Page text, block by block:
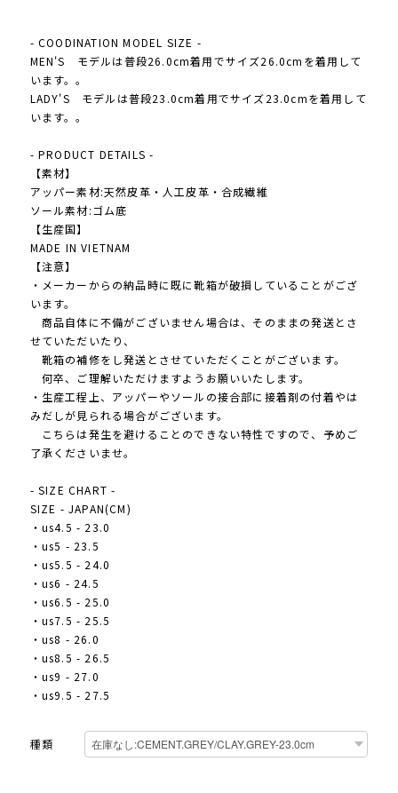
- COODINATION MODEL SIZE -
MEN'S モデルは普段26.0cm着用でサイズ26.0cmを着用して
います。。
LADY'S モデルは普段23.0cm着用でサイズ23.0cmを着用して
います。。
- PRODUCT DETAILS -
【素材】
アッパー素材:天然皮革・人工皮革・合成繊維
ソール素材:ゴム底
【生産国】
MADE IN VIETNAM
【注意】
・メーカーからの納品時に既に靴箱が破損していることがござ
います。
商品自体に不備がございません場合は、そのままの発送とさ
せていただいたり、
靴箱の補修をし発送とさせていただくことがございます。
何卒、ご理解いただけますようお願いいたします。
・生産工程上、アッパーやソールの接合部に接着剤の付着やは
みだしが見られる場合がございます。
こちらは発生を避けることのできない特性ですので、予めご
了承くださいませ。
- SIZE CHART -
SIZE - JAPAN(CM)
・us4.5 - 23.0
・us5 - 23.5
・us5.5 - 24.0
・us6 - 24.5
・us6.5 - 25.0
・us7.5 - 25.5
・us8 - 26.0
・us8.5 - 26.5
・us9 - 27.0
・us9.5 - 27.5
種類